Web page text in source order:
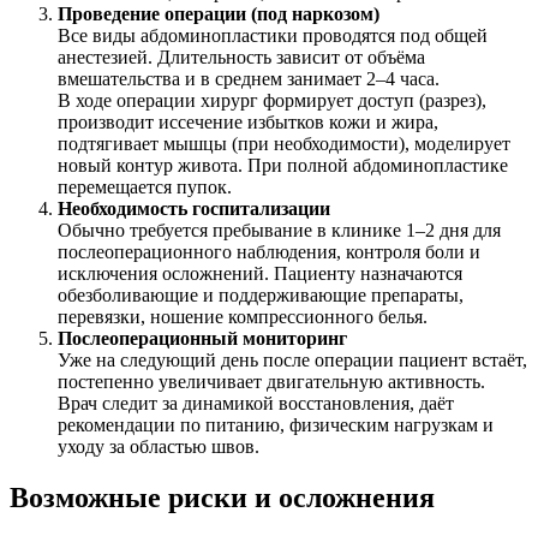
Проведение операции (под наркозом)
Все виды абдоминопластики проводятся под общей
анестезией. Длительность зависит от объёма
вмешательства и в среднем занимает 2–4 часа.
В ходе операции хирург формирует доступ (разрез),
производит иссечение избытков кожи и жира,
подтягивает мышцы (при необходимости), моделирует
новый контур живота. При полной абдоминопластике
перемещается пупок.
Необходимость госпитализации
Обычно требуется пребывание в клинике 1–2 дня для
послеоперационного наблюдения, контроля боли и
исключения осложнений. Пациенту назначаются
обезболивающие и поддерживающие препараты,
перевязки, ношение компрессионного белья.
Послеоперационный мониторинг
Уже на следующий день после операции пациент встаёт,
постепенно увеличивает двигательную активность.
Врач следит за динамикой восстановления, даёт
рекомендации по питанию, физическим нагрузкам и
уходу за областью швов.
Возможные риски и осложнения